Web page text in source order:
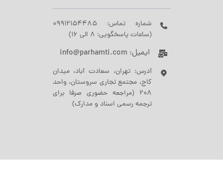
شماره تماس: 09912154485
(ساعات پاسخگویی: 8 الی 16)
ایمیل: info@parhamti.com
آدرس: تهران، سعادت آباد، میدان
کاج، مجتمع تجاری سروستان، واحد
208 (مراجعه حضوری صرفا برای
ترجمه رسمی اسناد و مدارک)